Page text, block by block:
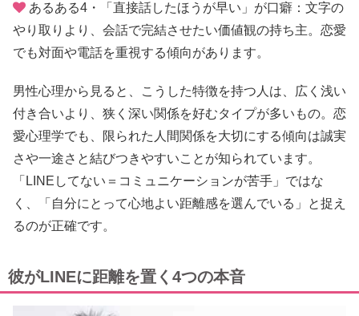
あるある4・「直接話したほうが早い」が口癖：文字の
やり取りより、会話で完結させたい価値観の持ち主。恋愛
でも対面や電話を重視する傾向があります。
男性心理から見ると、こうした特徴を持つ人は、広く浅い
付き合いより、狭く深い関係を好むタイプが多いもの。恋
愛心理学でも、限られた人間関係を大切にする傾向は誠実
さや一途さと結びつきやすいことが知られています。
「LINEしてない＝コミュニケーションが苦手」ではな
く、「自分にとって心地よい距離感を選んでいる」と捉え
るのが正確です。
彼がLINEに距離を置く4つの本音